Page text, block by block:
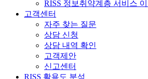
RISS 정보취약계층 서비스
고객센터
자주 찾는 질문
상담 신청
상담 내역 확인
고객제안
신고센터
RISS 활용도 분석